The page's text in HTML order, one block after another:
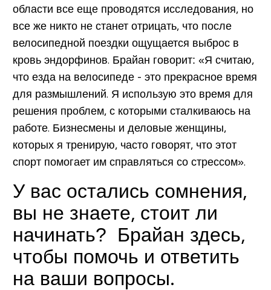
области все еще проводятся исследования, но
все же никто не станет отрицать, что после
велосипедной поездки ощущается выброс в
кровь эндорфинов. Брайан говорит: «Я считаю,
что езда на велосипеде - это прекрасное время
для размышлений. Я использую это время для
решения проблем, с которыми сталкиваюсь на
работе. Бизнесмены и деловые женщины,
которых я тренирую, часто говорят, что этот
спорт помогает им справляться со стрессом».
У вас остались сомнения,
вы не знаете, стоит ли
начинать? Брайан здесь,
чтобы помочь и ответить
на ваши вопросы.